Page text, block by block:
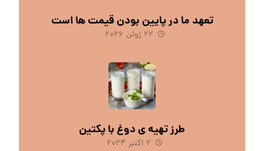
تعهد ما در پایین بودن قیمت ها است
۲۲ ژوئن ۲۰۲۶
طرز تهیه ی دوغ با پکتین
۲ اکتبر ۲۰۲۴